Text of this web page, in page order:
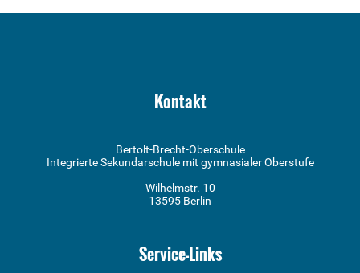
Kontakt
Bertolt-Brecht-Oberschule
Integrierte Sekundarschule mit gymnasialer Oberstufe
Wilhelmstr. 10
13595 Berlin
Service-Links